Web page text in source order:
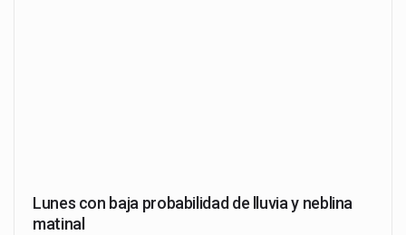
Lunes con baja probabilidad de lluvia y neblina
matinal